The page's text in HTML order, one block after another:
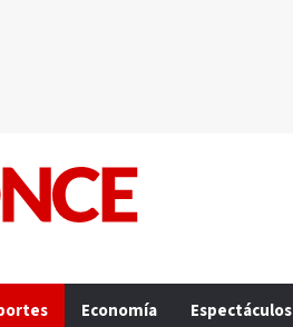
Economía Espectáculos